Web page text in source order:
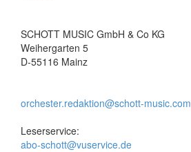
SCHOTT MUSIC GmbH & Co KG
Weihergarten 5
D-55116 Mainz
orchester.redaktion@schott-music.com
Leserservice:
abo-schott@vuservice.de